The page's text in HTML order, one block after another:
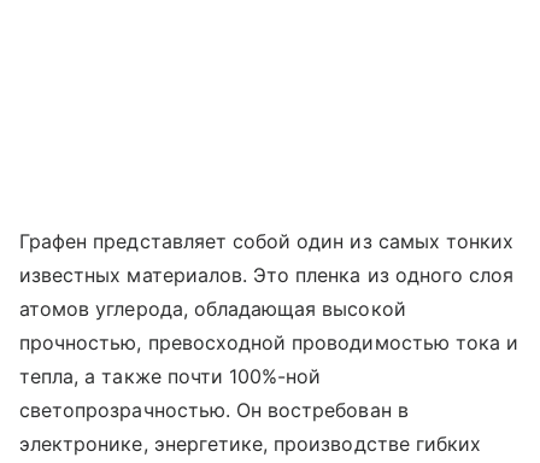
Графен представляет собой один из самых тонких
известных материалов. Это пленка из одного слоя
атомов углерода, обладающая высокой
прочностью, превосходной проводимостью тока и
тепла, а также почти 100%-ной
светопрозрачностью. Он востребован в
электронике, энергетике, производстве гибких